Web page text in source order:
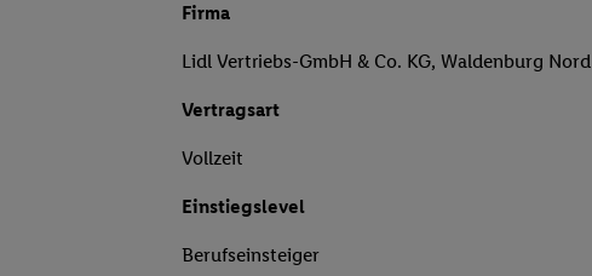
Firma
Lidl Vertriebs-GmbH & Co. KG, Waldenburg Nord
Vertragsart
Vollzeit
Einstiegslevel
Berufseinsteiger